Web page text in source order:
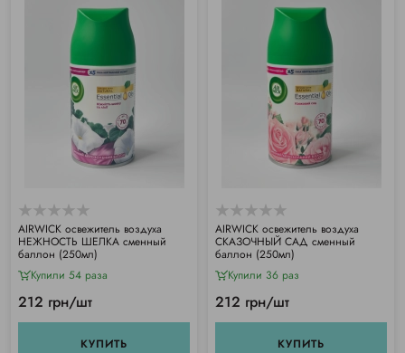
АIRWICK освежитель воздуха
НЕЖНОСТЬ ШЕЛКА сменный
баллон (250мл)
Купили 54 раза
212 грн/шт
КУПИТЬ
АIRWICK освежитель воздуха
СКАЗОЧНЫЙ САД сменный
баллон (250мл)
Купили 36 раз
212 грн/шт
КУПИТЬ